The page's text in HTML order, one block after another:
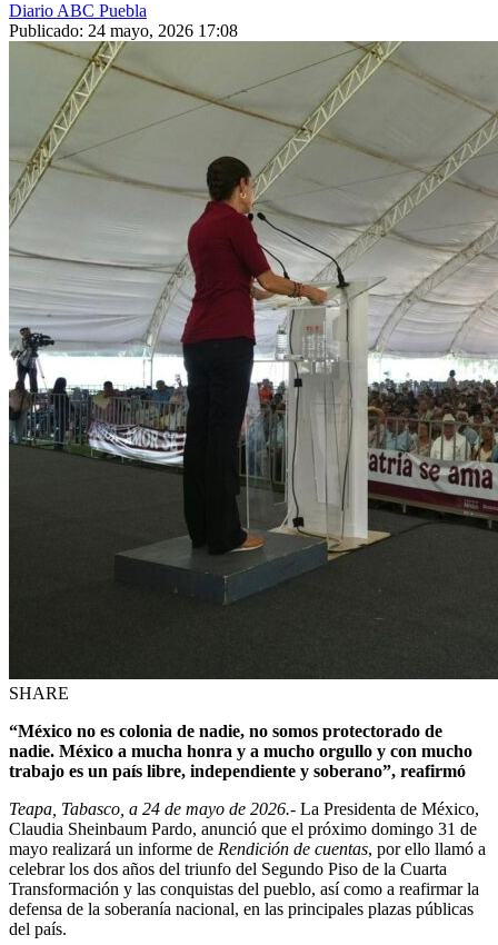
Diario ABC Puebla
Publicado: 24 mayo, 2026 17:08
SHARE
“México no es colonia de nadie, no somos protectorado de
nadie. México a mucha honra y a mucho orgullo y con mucho
trabajo es un país libre, independiente y soberano”, reafirmó
Teapa, Tabasco, a 24 de mayo de 2026.- La Presidenta de México,
Claudia Sheinbaum Pardo, anunció que el próximo domingo 31 de
mayo realizará un informe de Rendición de cuentas, por ello llamó a
celebrar los dos años del triunfo del Segundo Piso de la Cuarta
Transformación y las conquistas del pueblo, así como a reafirmar la
defensa de la soberanía nacional, en las principales plazas públicas
del país.